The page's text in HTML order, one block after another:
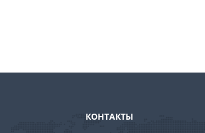
КОНТАКТЫ